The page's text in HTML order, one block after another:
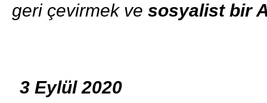
geri çevirmek ve sosyalist bir
3 Eylül 2020